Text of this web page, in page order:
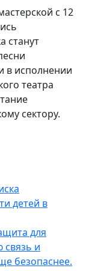
с 12
станут
в исполнении
театра
сектору.
детей в
для
связь и
безопаснее.